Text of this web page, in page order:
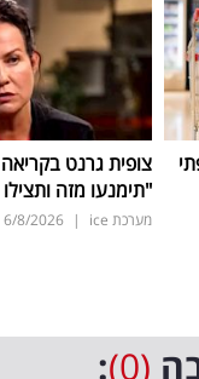
צופית גרנט
"תימנעו מזה
מערכת ice |
6/8/2026
(0)
: